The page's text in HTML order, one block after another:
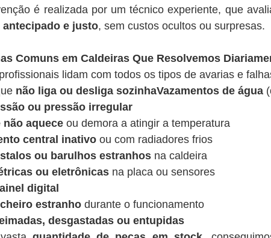
é realizada por um técnico experiente, que
e justo, sem custos ocultos ou surpresas.
Comuns em Caldeiras Que Resolvemos
lidam com todos os tipos de avarias e
não liga ou desliga sozinhaVazamentos de água
ou pressão irregular
não aquece ou demora a atingir a temperatura
central inativo ou com radiadores frios
ou barulhos estranhos na caldeira
ou eletrônicas na placa ou sensores
digital
estranho durante o funcionamento
desgastadas ou entupidas